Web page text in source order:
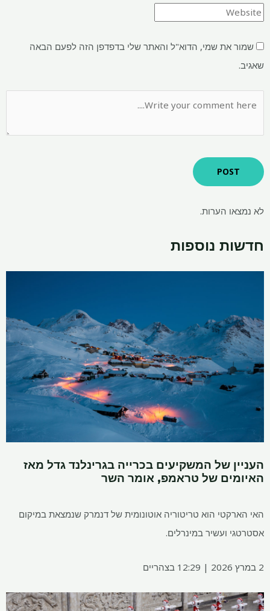
שמור את שמי, הדוא"ל והאתר שלי בדפדפן הזה לפעם הבאה
שאגיב.
לא נמצאו הערות.
חדשות נוספות
העניין של המשקיעים בכרייה בגרינלנד גדל מאז
האיומים של טראמפ, אומר השר
האי הארקטי הוא טריטוריה אוטונומית של דנמרק שנמצאת במיקום
אסטרטגי ועשיר במינרלים.
2 במרץ 2026 | 12:29 בצהריים